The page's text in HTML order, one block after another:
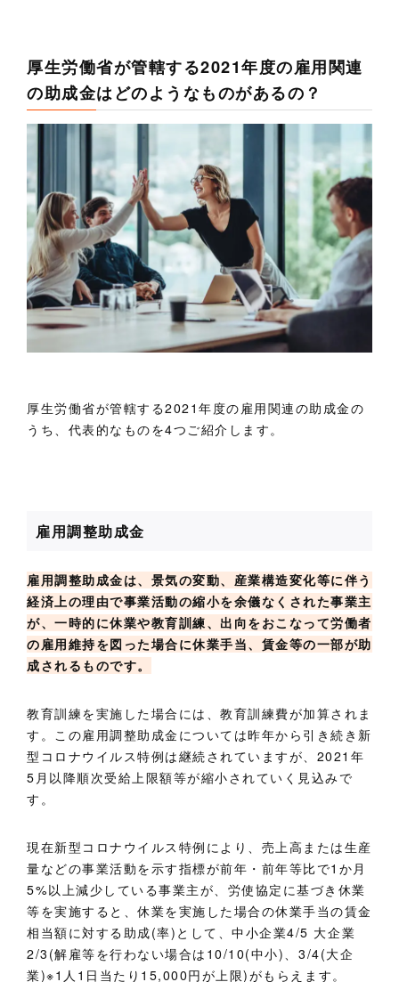
厚生労働省が管轄する2021年度の雇用関連
の助成金はどのようなものがあるの？
厚生労働省が管轄する2021年度の雇用関連の助成金の
うち、代表的なものを4つご紹介します。
雇用調整助成金
雇用調整助成金は、景気の変動、産業構造変化等に伴う
経済上の理由で事業活動の縮小を余儀なくされた事業主
が、一時的に休業や教育訓練、出向をおこなって労働者
の雇用維持を図った場合に休業手当、賃金等の一部が助
成されるものです。
教育訓練を実施した場合には、教育訓練費が加算されま
す。この雇用調整助成金については昨年から引き続き新
型コロナウイルス特例は継続されていますが、2021年
5月以降順次受給上限額等が縮小されていく見込みで
す。
現在新型コロナウイルス特例により、売上高または生産
量などの事業活動を示す指標が前年・前年等比で1か月
5%以上減少している事業主が、労使協定に基づき休業
等を実施すると、休業を実施した場合の休業手当の賃金
相当額に対する助成(率)として、中小企業4/5 大企業
2/3(解雇等を行わない場合は10/10(中小)、3/4(大企
業)※1人1日当たり15,000円が上限)がもらえます。